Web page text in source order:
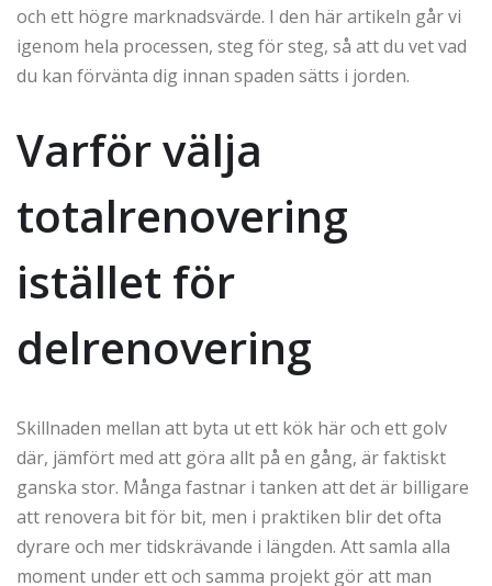
och ett högre marknadsvärde. I den här artikeln går vi
igenom hela processen, steg för steg, så att du vet vad
du kan förvänta dig innan spaden sätts i jorden.
Varför välja
totalrenovering
istället för
delrenovering
Skillnaden mellan att byta ut ett kök här och ett golv
där, jämfört med att göra allt på en gång, är faktiskt
ganska stor. Många fastnar i tanken att det är billigare
att renovera bit för bit, men i praktiken blir det ofta
dyrare och mer tidskrävande i längden. Att samla alla
moment under ett och samma projekt gör att man